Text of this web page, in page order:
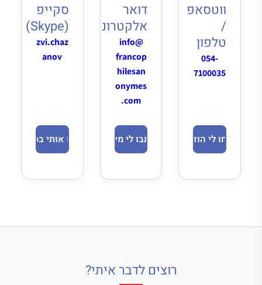
ווטסאפ
/
טלפון
054-
7100035
שלחו לי הודעה
דואר
אלקטרוני
info@
francop
hilesan
onymes
.com
כתבו לי מייל
סקייפ
(Skype)
zvi.chaz
anov
חפשו אותי בסקייפ
רוצים לדבר איתי?